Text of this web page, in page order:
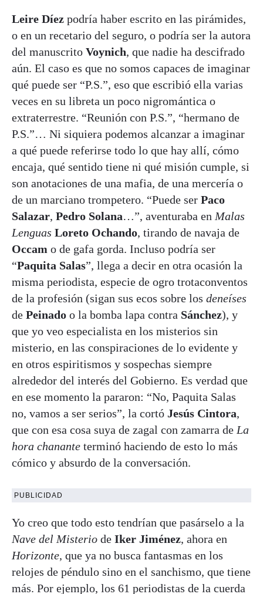
Leire Díez podría haber escrito en las pirámides,
o en un recetario del seguro, o podría ser la autora
del manuscrito Voynich, que nadie ha descifrado
aún. El caso es que no somos capaces de imaginar
qué puede ser “P.S.”, eso que escribió ella varias
veces en su libreta un poco nigromántica o
extraterrestre. “Reunión con P.S.”, “hermano de
P.S.”… Ni siquiera podemos alcanzar a imaginar
a qué puede referirse todo lo que hay allí, cómo
encaja, qué sentido tiene ni qué misión cumple, si
son anotaciones de una mafia, de una mercería o
de un marciano trompetero. “Puede ser Paco
Salazar, Pedro Solana…”, aventuraba en Malas
Lenguas Loreto Ochando, tirando de navaja de
Occam o de gafa gorda. Incluso podría ser
“Paquita Salas”, llega a decir en otra ocasión la
misma periodista, especie de ogro trotaconventos
de la profesión (sigan sus ecos sobre los deneíses
de Peinado o la bomba lapa contra Sánchez), y
que yo veo especialista en los misterios sin
misterio, en las conspiraciones de lo evidente y
en otros espiritismos y sospechas siempre
alrededor del interés del Gobierno. Es verdad que
en ese momento la pararon: “No, Paquita Salas
no, vamos a ser serios”, la cortó Jesús Cintora,
que con esa cosa suya de zagal con zamarra de La
hora chanante terminó haciendo de esto lo más
cómico y absurdo de la conversación.
PUBLICIDAD
Yo creo que todo esto tendrían que pasárselo a la
Nave del Misterio de Iker Jiménez, ahora en
Horizonte, que ya no busca fantasmas en los
relojes de péndulo sino en el sanchismo, que tiene
más. Por ejemplo, los 61 periodistas de la cuerda